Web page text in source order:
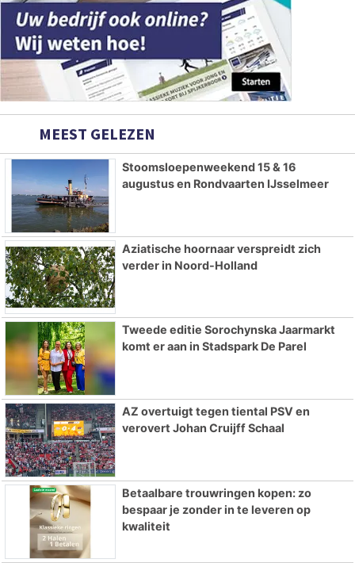
MEEST GELEZEN
Stoomsloepenweekend 15 & 16
augustus en Rondvaarten IJsselmeer
Aziatische hoornaar verspreidt zich
verder in Noord-Holland
Tweede editie Sorochynska Jaarmarkt
komt er aan in Stadspark De Parel
AZ overtuigt tegen tiental PSV en
verovert Johan Cruijff Schaal
Betaalbare trouwringen kopen: zo
bespaar je zonder in te leveren op
kwaliteit